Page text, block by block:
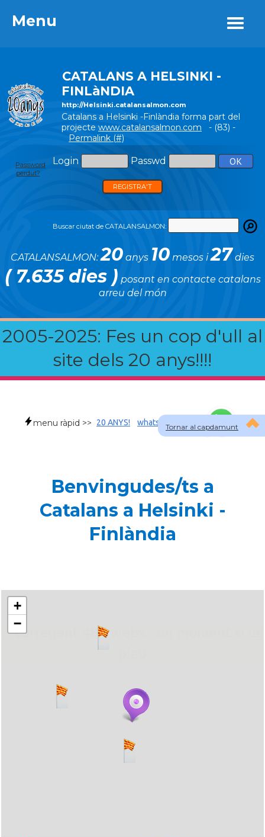
Menu
CATALANS A HELSINKI -
FINLàNDIA
http://Helsinki.catalansalmon.com
Catalans a Helsinki -Finlàndia forma part del
projecte www.catalansalmon.com - (83) -
Permalink (#)
Login Passwd
Password
perdut?
REGISTRA'T
Buscar ciutat de CATALANSALMON:
CATALANSALMON:20 anys 10 mesos i27 dies
( 7.635 dies ) posant en contacte catalans
arreu del món
2005-2025: Fes un cop d'ull al
site dels 20 anys!!!!
Menu
Tornar al capdamunt
menu ràpid >> 20 ANYS! whatsapp
Benvingudes/ts a
Catalans a Helsinki -
Finlàndia
... carregant 484 webs... un moment si us
+
−